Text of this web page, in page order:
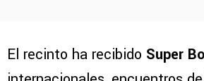
El recinto ha recibido Super